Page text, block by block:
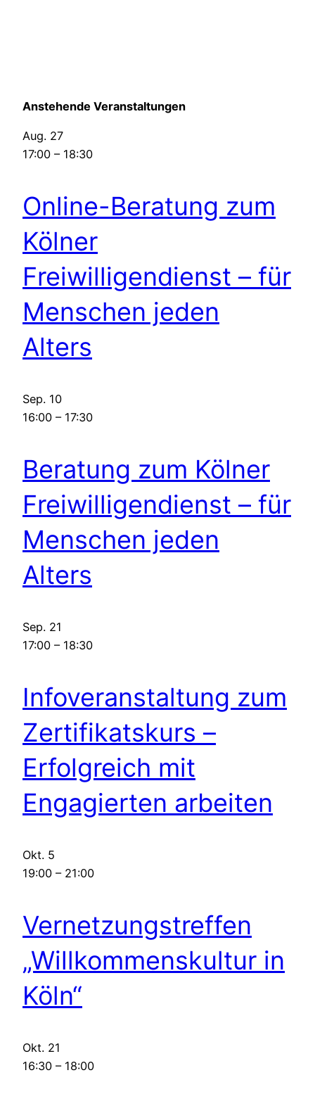
Anstehende Veranstaltungen
Aug. 27
17:00 – 18:30
Online-Beratung zum
Kölner
Freiwilligendienst – für
Menschen jeden
Alters
Sep. 10
16:00 – 17:30
Beratung zum Kölner
Freiwilligendienst – für
Menschen jeden
Alters
Sep. 21
17:00 – 18:30
Infoveranstaltung zum
Zertifikatskurs –
Erfolgreich mit
Engagierten arbeiten
Okt. 5
19:00 – 21:00
Vernetzungstreffen
„Willkommenskultur in
Köln“
Okt. 21
16:30 – 18:00